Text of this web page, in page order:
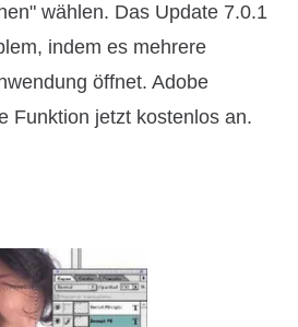
wählen. Das Update 7.0.1
indem es mehrere
öffnet. Adobe
Funktion jetzt kostenlos an.